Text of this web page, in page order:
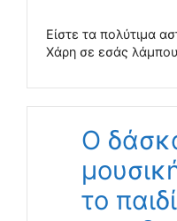
Είστε τα πολύτιμα
Χάρη σε εσάς
Ο
το